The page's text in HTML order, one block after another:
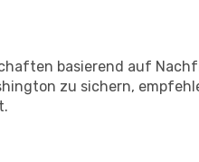
basierend auf
zu sichern,